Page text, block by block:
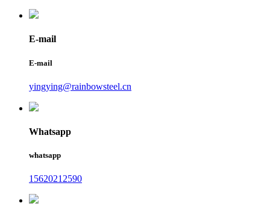
E-mail
E-mail
yingying@rainbowsteel.cn
Whatsapp
whatsapp
15620212590